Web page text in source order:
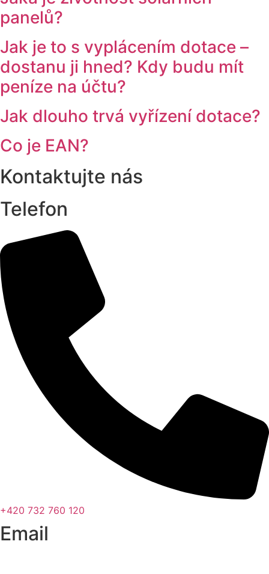
panelů?
Jak je to s vyplácením dotace –
dostanu ji hned? Kdy budu mít
peníze na účtu?
Jak dlouho trvá vyřízení dotace?
Co je EAN?
Kontaktujte nás
Telefon
+420 732 760 120
Email